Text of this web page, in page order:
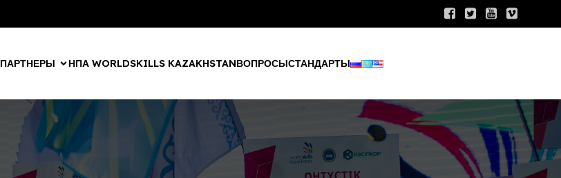
ПАРТНЕРЫ НПА WORLDSKILLS KAZAKHSTANВОПРОСЫСТАНДАРТЫ